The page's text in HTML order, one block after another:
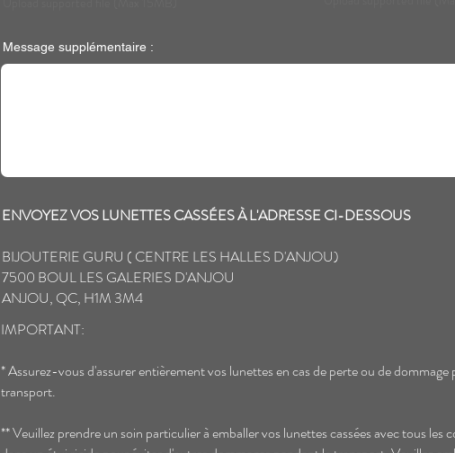
Message supplémentaire :
ENVOYEZ VOS LUNETTES CASSÉES À L'ADRESSE CI-DESSOUS
BIJOUTERIE GURU ( CENTRE LES HALLES D'ANJOU)
7500 BOUL LES GALERIES D'ANJOU
ANJOU, QC, H1M 3M4
IMPORTANT:
* Assurez-vous d'assurer entièrement vos lunettes en cas de perte ou de dommage
transport.
** Veuillez prendre un soin particulier à emballer vos lunettes cassées avec tous les